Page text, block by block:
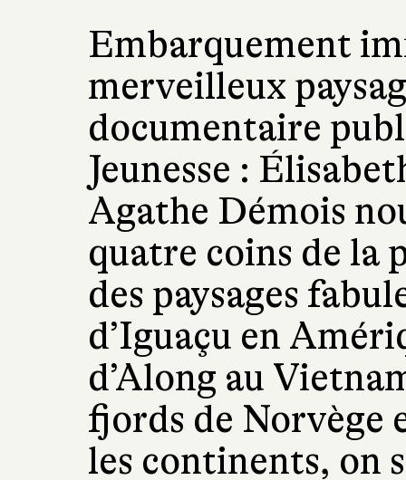
Embarquement
merveilleux
documentaire
Jeunesse :
Agathe Démois
quatre coins de la
des paysages
d’Iguaçu en
d’Along au
fjords de Norvège
les continents, on